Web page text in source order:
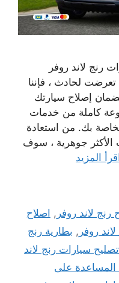
رنج لاند روفر
تعرضت لحادث ، فإننا
إصلاح سيارتك
كاملة من خدمات
بك. من استعادة
الأكثر جوهرية ، سوف
المزيد
رنج لاند روفر , اصلاح
روفر , بطارية رنج
تصليح سيارات رنج لاند
على